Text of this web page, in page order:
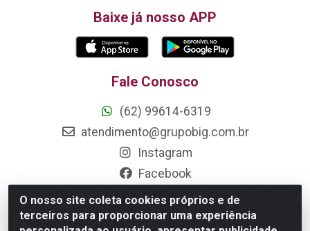
O nosso site coleta cookies próprios e de
terceiros para proporcionar uma experiência
Baixe já nosso APP
Fale Conosco
(62) 99614-6319
atendimento@grupobig.com.br
Instagram
Facebook
Formas de Pagamento